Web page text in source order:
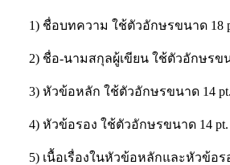
1) ชื่อบทความ ใช้ตัวอักษรขนาด 18
2) ชื่อ-นามสกุลผู้เขียน ใช้ตัวอักษรขน
3) หัวข้อหลัก ใช้ตัวอักษรขนาด 14
4) หัวข้อรอง ใช้ตัวอักษรขนาด 14 pt.
5) เนื้อเรื่องในหัวข้อหลักและหัวข้อร